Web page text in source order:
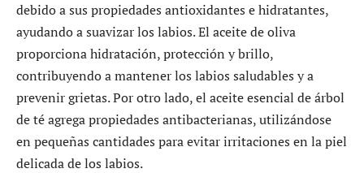
debido a sus propiedades antioxidantes e hidratantes,
ayudando a suavizar los labios. El aceite de oliva
proporciona hidratación, protección y brillo,
contribuyendo a mantener los labios saludables y a
prevenir grietas. Por otro lado, el aceite esencial de árbol
de té agrega propiedades antibacterianas, utilizándose
en pequeñas cantidades para evitar irritaciones en la piel
delicada de los labios.